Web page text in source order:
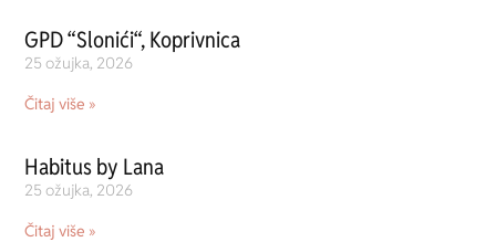
GPD “Slonići“, Koprivnica
25 ožujka, 2026
Čitaj više »
Habitus by Lana
25 ožujka, 2026
Čitaj više »